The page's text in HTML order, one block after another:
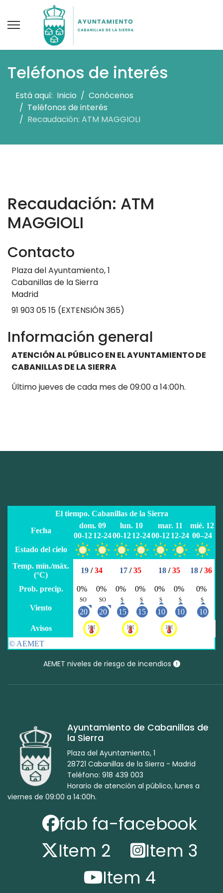
Teléfonos de interés
Está aquí: Inicio
Conócenos
Teléfonos de interés
Recaudación: ATM MAGGIOLI
Recaudación: ATM
MAGGIOLI
Contacto
Plaza del Ayuntamiento, 1
Cabanillas de la Sierra
Madrid
91 903 05 15 (EXTENSIÓN 365)
Información general
ATENCIÓN AL PÚBLICO EN EL AYUNTAMIENTO DE
CABANILLAS DE LA SIERRA
Último jueves de cada mes de 09:00 a 14:00h.
AEMET niveles de riesgo de incendios
Ayuntamiento de Cabanillas de
la Sierra
Plaza del Ayuntamiento, 1
28721 Cabanillas de la Sierra - Madrid
Teléfono: 918 439 003
Horario de atención al público, lunes a
viernes de 09:00 a 14:00h.
fab fa-facebook
Item 2
Item 3
Item 4